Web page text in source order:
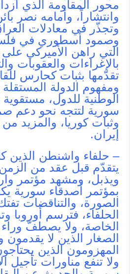
محور المقاومة الذي
وانتشاراً، وأمامه نصر
وتجذّر في معادلات
وصمود أسطوري في
التي راهن الأميركي
بالإغراءات والعقوبات
تقدّمها بثبات كحارس
ومفهوم الدولة المستقلة
الوطنية للدول،
سورية لتتجه نحو دعم
وثبات كوريا، والمزيد
إيران.
– حلفاء واشنطن الذين
يتقدّم قبل عقد من
ويذبل، ومشهد مؤتمر
بمؤتمر أصدقاء سورية
الصورة، والتناقضات
الحلفاء، فترسم أوروبا
الخاصة، ولا يصطفّ
الصغار الذين لا يقدمون
المهزومون الذين
ولا تنفع مناورات تأجيل